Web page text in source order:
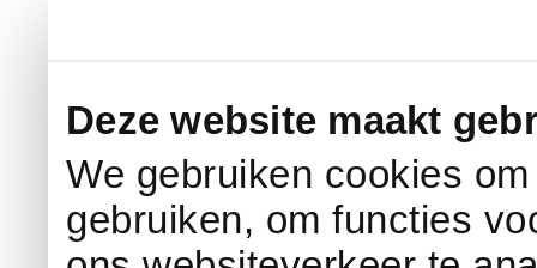
Deze website maakt
We gebruiken cookies
gebruiken, om functies